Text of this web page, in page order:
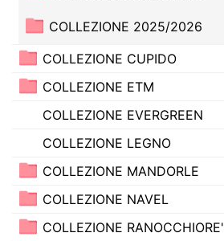
COLLEZIONE 2025/2026
COLLEZIONE CUPIDO
COLLEZIONE ETM
COLLEZIONE EVERGREEN
COLLEZIONE LEGNO
COLLEZIONE MANDORLE
COLLEZIONE NAVEL
COLLEZIONE RANOCCHIORE'